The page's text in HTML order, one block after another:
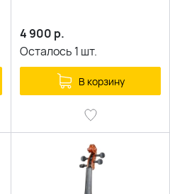
4 900 р.
Осталось 1 шт.
В корзину